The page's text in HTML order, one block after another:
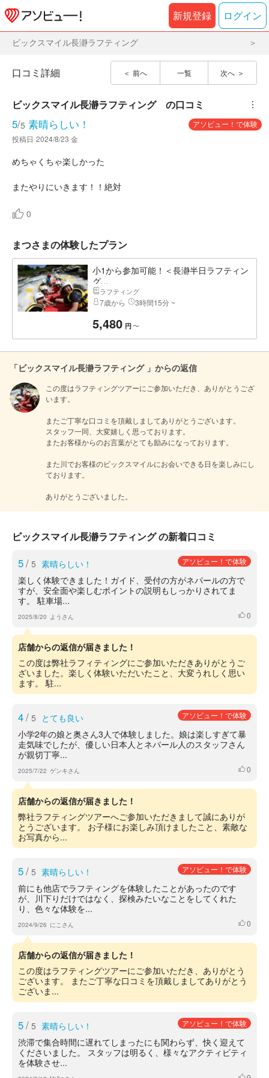
新規登録 ログイン
ビックスマイル長瀞ラフティング
前へ 一覧 次へ
口コミ詳細
ビックスマイル長瀞ラフティング の口コミ ︙
5/5 素晴らしい！
アソビュー！で体験
投稿日 2024/8/23 金
めちゃくちゃ楽しかった
またやりにいきます！！絶対
0
まつさまの体験したプラン
小1から参加可能！＜長瀞半日ラフティン
グ...
ラフティング
7歳から 3時間15分 ~
5,480 円 〜
「ビックスマイル長瀞ラフティング 」からの返信
この度はラフティングツアーにご参加いただき、ありがとうござ
います。
またご丁寧な口コミを頂戴しましてありがとうございます。
スタッフ一同、大変嬉しく思っております。
またお客様からのお言葉がとても励みになっております。
また川でお客様のビックスマイルにお会いできる日を楽しみにし
ております。
ありがとうございました。
ビックスマイル長瀞ラフティング の新着口コミ
5/ 5 素晴らしい！ アソビュー！で体験
楽しく体験できました！ガイド、受付の方がネパールの方で
すが、安全面や楽しむポイントの説明もしっかりされてま
す。 駐車場...
2025/8/20 ようさん いいね
0
店舗からの返信が届きました！
この度は弊社ラフィティングにご参加いただきありがとうご
ざいました。楽しく体験いただいたこと、大変うれしく思い
ます。 駐...
4/ 5 とても良い アソビュー！で体験
小学2年の娘と奥さん3人で体験しました。娘は楽しすぎて暴
走気味でしたが、優しい日本人とネパール人のスタッフさん
が親切丁寧...
2025/7/22 ゲンキさん いいね
0
店舗からの返信が届きました！
弊社ラフティングツアーへご参加いただきまして誠にありが
とうございます。 お子様にお楽しみ頂けましたこと、素敵な
お写真から...
5/ 5 素晴らしい！ アソビュー！で体験
前にも他店でラフティングを体験したことがあったのです
が、川下りだけではなく、探検みたいなことをしてくれた
り、色々な体験を...
2024/9/26 にこさん いいね
0
店舗からの返信が届きました！
この度はラフティングツアーにご参加いただき、ありがとう
ございます。 またご丁寧な口コミを頂戴しましてありがとう
ございま...
5/ 5 素晴らしい！ アソビュー！で体験
渋滞で集合時間に遅れてしまったにも関わらず、快く迎えて
くださいました。 スタッフは明るく、様々なアクティビティ
を体験させ...